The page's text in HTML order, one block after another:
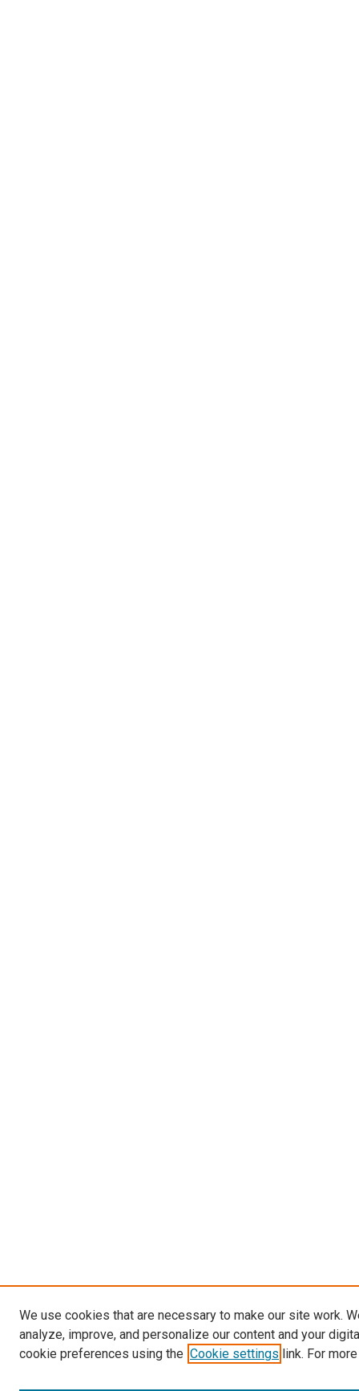
We use cookies that are necessary to make our site work.
analyze, improve, and personalize our content and your
cookie preferences using the Cookie settings link. For